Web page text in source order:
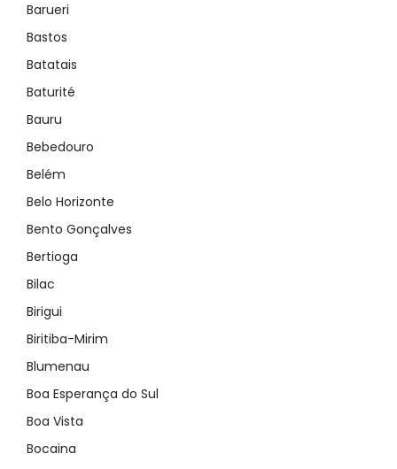
Barueri
Bastos
Batatais
Baturité
Bauru
Bebedouro
Belém
Belo Horizonte
Bento Gonçalves
Bertioga
Bilac
Birigui
Biritiba-Mirim
Blumenau
Boa Esperança do Sul
Boa Vista
Bocaina